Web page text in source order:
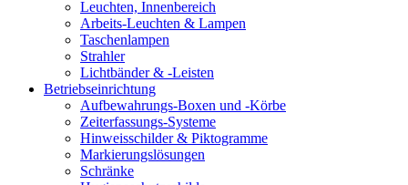
Leuchten, Innenbereich
Arbeits-Leuchten & Lampen
Taschenlampen
Strahler
Lichtbänder & -Leisten
Betriebseinrichtung
Aufbewahrungs-Boxen und -Körbe
Zeiterfassungs-Systeme
Hinweisschilder & Piktogramme
Markierungslösungen
Schränke